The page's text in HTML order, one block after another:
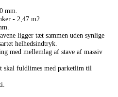
mm.
- 2,47 m2
ligger tæt sammen uden synlige
helhedsindtryk.
med mellemlag af stave af massiv
skal fuldlimes med parketlim til